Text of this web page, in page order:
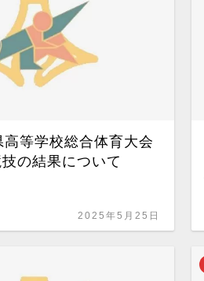
等学校総合体育大会
の結果について
2025年5月25日